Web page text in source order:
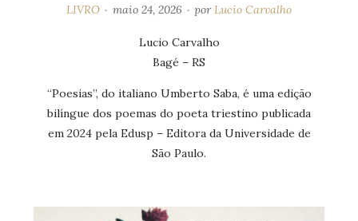
LIVRO
maio 24, 2026 porLucio Carvalho
Lucio Carvalho
Bagé – RS
“Poesias”, do italiano Umberto Saba, é uma edição
bilíngue dos poemas do poeta triestino publicada
em 2024 pela Edusp – Editora da Universidade de
São Paulo.